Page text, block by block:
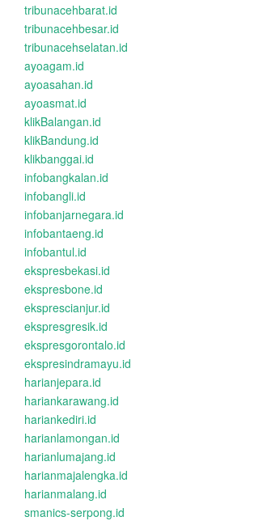
tribunacehbarat.id
tribunacehbesar.id
tribunacehselatan.id
ayoagam.id
ayoasahan.id
ayoasmat.id
klikBalangan.id
klikBandung.id
klikbanggai.id
infobangkalan.id
infobangli.id
infobanjarnegara.id
infobantaeng.id
infobantul.id
ekspresbekasi.id
ekspresbone.id
eksprescianjur.id
ekspresgresik.id
ekspresgorontalo.id
ekspresindramayu.id
harianjepara.id
hariankarawang.id
hariankediri.id
harianlamongan.id
harianlumajang.id
harianmajalengka.id
harianmalang.id
smanics-serpong.id